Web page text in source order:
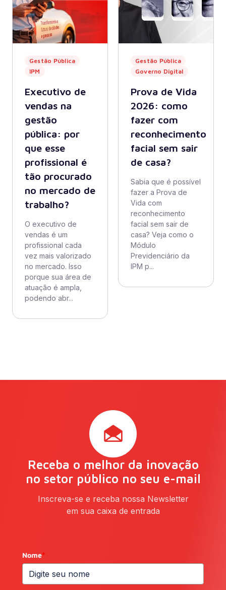
Gestão Pública
IPM
Executivo de
vendas na
gestão
pública: por
que esse
profissional é
tão procurado
no mercado de
trabalho?
O executivo de
vendas é um
profissional cada
vez mais valorizado
no mercado. Isso
porque sua área de
atuação é ampla,
podendo abr...
Gestão Pública
Governo Digital
Prova de Vida
2026: como
fazer com
reconhecimento
facial sem sair
de casa?
Sabia que é possível
fazer a Prova de
Vida com
reconhecimento
facial sem sair de
casa? Veja como o
Módulo
Previdenciário da
IPM p...
Receba o melhor da inovação
no setor público no seu e-mail
Inscreva-se e receba nossa Newsletter
em sua caixa de entrada
Nome*